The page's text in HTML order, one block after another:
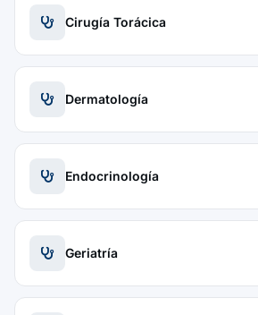
Cirugía Torácica
Dermatología
Endocrinología
Geriatría